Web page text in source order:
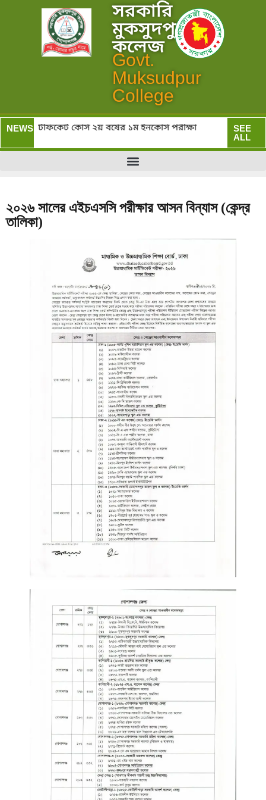
সরকারি
মুকসুদপুর
কলেজ
Govt.
Muksudpur
College
NEWS:
ও সার্টিফিকেট কোর্স ২য় বর্ষের ১ম ইনকোর্স পরীক্ষা
SEE
ALL
২০২৬ সালের এইচএসসি পরীক্ষার আসন বিন্যাস (কেন্দ্র
তালিকা)